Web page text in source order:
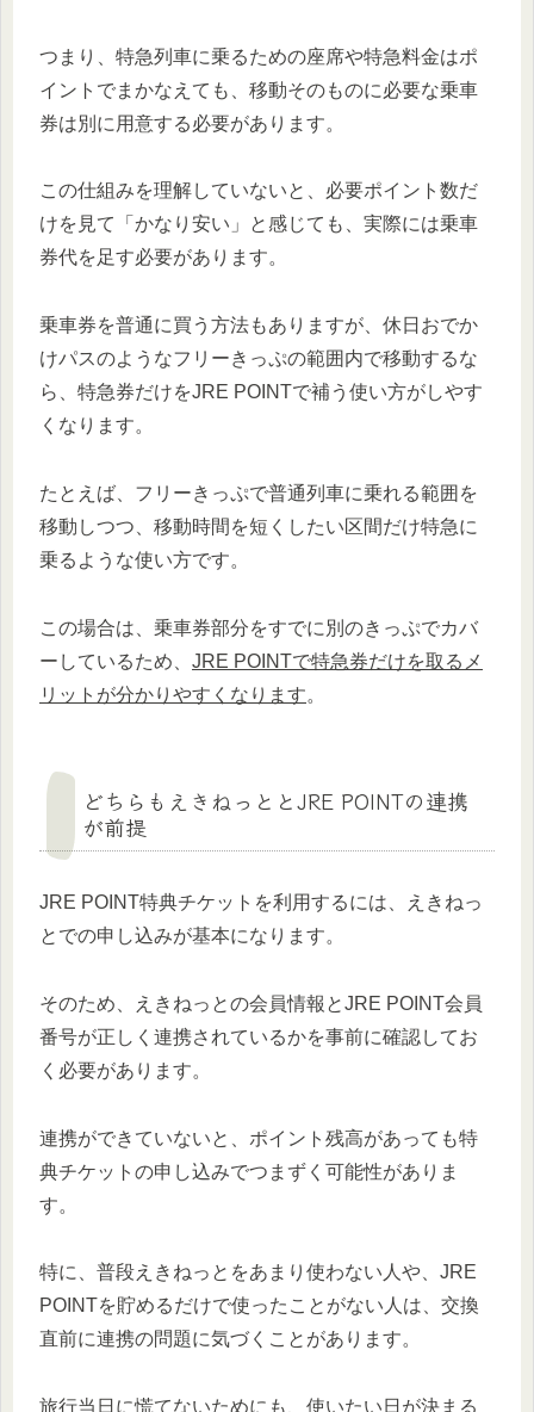
つまり、特急列車に乗るための座席や特急料金はポ
イントでまかなえても、移動そのものに必要な乗車
券は別に用意する必要があります。
この仕組みを理解していないと、必要ポイント数だ
けを見て「かなり安い」と感じても、実際には乗車
券代を足す必要があります。
乗車券を普通に買う方法もありますが、休日おでか
けパスのようなフリーきっぷの範囲内で移動するな
ら、特急券だけをJRE POINTで補う使い方がしやす
くなります。
たとえば、フリーきっぷで普通列車に乗れる範囲を
移動しつつ、移動時間を短くしたい区間だけ特急に
乗るような使い方です。
この場合は、乗車券部分をすでに別のきっぷでカバ
ーしているため、 JRE POINTで特急券だけを取るメ
リットが分かりやすくなります。
どちらもえきねっととJRE POINTの連携
が前提
JRE POINT特典チケットを利用するには、えきねっ
とでの申し込みが基本になります。
そのため、えきねっとの会員情報とJRE POINT会員
番号が正しく連携されているかを事前に確認してお
く必要があります。
連携ができていないと、ポイント残高があっても特
典チケットの申し込みでつまずく可能性がありま
す。
特に、普段えきねっとをあまり使わない人や、JRE
POINTを貯めるだけで使ったことがない人は、交換
直前に連携の問題に気づくことがあります。
旅行当日に慌てないためにも、使いたい日が決まる